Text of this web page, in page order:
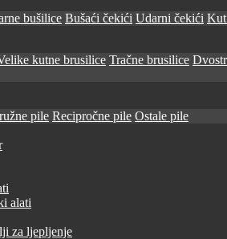
bušilice Bušaći čekići Udarni čekići
kutne brusilice Tračne brusilice
pile Recipročne pile Ostale pile
alati
za ljepljenje